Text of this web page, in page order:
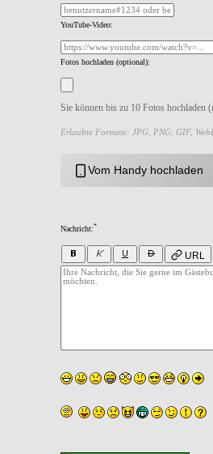
YouTube-Video:
Fotos hochladen (optional):
Sie können bis zu 10 Fotos hochladen
Erlaubte Formate: JPG, PNG, GIF,
Vom Handy hochladen
Nachricht:*
URL